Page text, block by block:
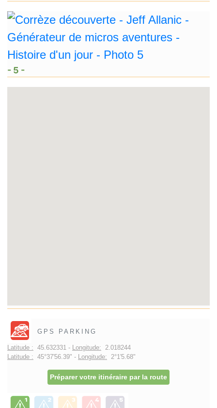
- 5 -
GPS PARKING
Latitude : 45.632331 - Longitude: 2.018244
Latitude : 45°37'56.39" - Longitude: 2°1'5.68"
Préparer votre itinéraire par la route